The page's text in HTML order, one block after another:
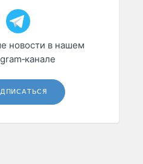
новости в нашем